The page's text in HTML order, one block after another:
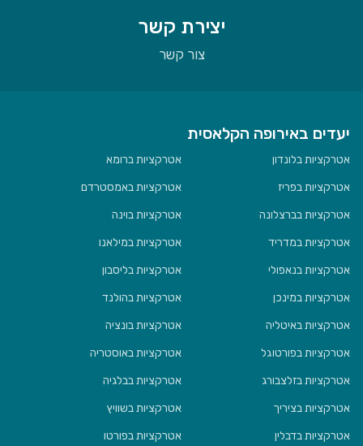
יצירת קשר
צור קשר
יעדים באירופה הקלאסית
אטרקציות בלונדון
אטרקציות ברומא
אטרקציות בפריז
אטרקציות באמסטרדם
אטרקציות בברצלונה
אטרקציות בוינה
אטרקציות במדריד
אטרקציות במילאנו
אטרקציות בנאפולי
אטרקציות בליסבון
אטרקציות במינכן
אטרקציות בהולנד
אטרקציות באיטליה
אטרקציות בונציה
אטרקציות בפורטוגל
אטרקציות באוסטריה
אטרקציות בזלצבורג
אטרקציות בבלגיה
אטרקציות בציריך
אטרקציות בשוויץ
אטרקציות בדבלין
אטרקציות בפורטו